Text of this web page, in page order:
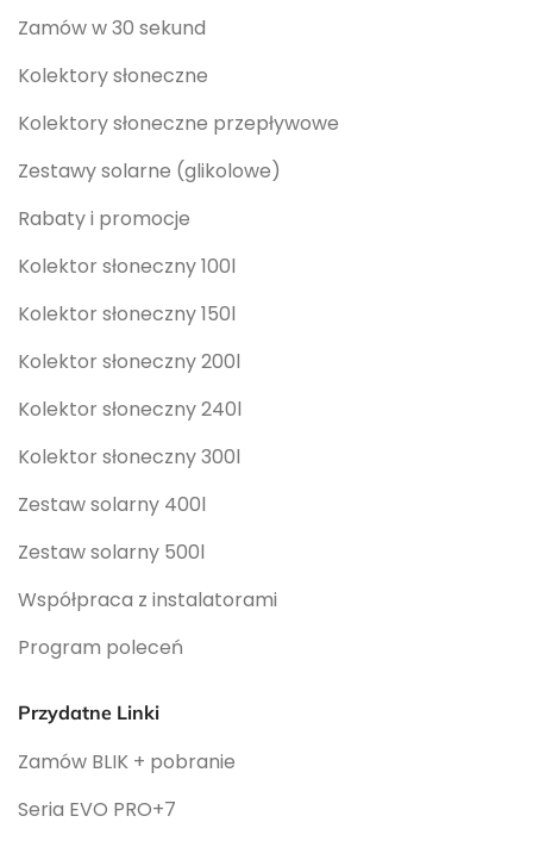
Zamów w 30 sekund
Kolektory słoneczne
Kolektory słoneczne przepływowe
Zestawy solarne (glikolowe)
Rabaty i promocje
Kolektor słoneczny 100l
Kolektor słoneczny 150l
Kolektor słoneczny 200l
Kolektor słoneczny 240l
Kolektor słoneczny 300l
Zestaw solarny 400l
Zestaw solarny 500l
Współpraca z instalatorami
Program poleceń
Przydatne Linki
Zamów BLIK + pobranie
Seria EVO PRO+7